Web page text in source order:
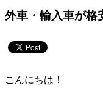
外車・輸入車が格
こんにちは！